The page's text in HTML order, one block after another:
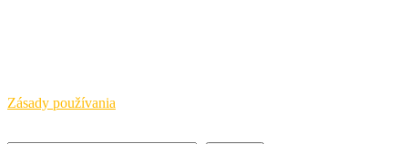
Zásady používania